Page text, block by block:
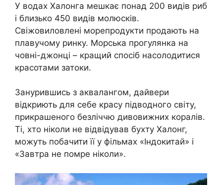
У водах Халонга мешкає понад 200 видів риб
і близько 450 видів молюсків.
Свіжовиловлені морепродукти продають на
плавучому ринку. Морська прогулянка на
човні-джонці – кращий спосіб насолодитися
красотами затоки.
Занурившись з аквалангом, дайвери
відкриють для себе красу підводного світу,
прикрашеного безліччю дивовижних коралів.
Ті, хто ніколи не відвідував бухту Халонг,
можуть побачити її у фільмах «Індокитай» і
«Завтра не помре ніколи».